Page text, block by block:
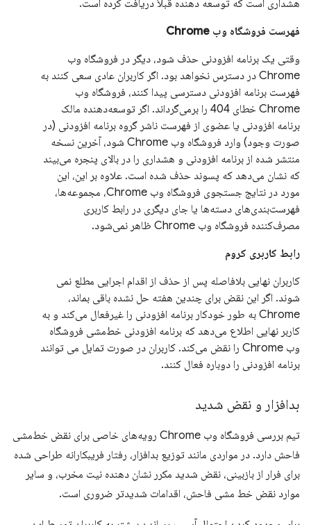
هشداری است که توسعه دهنده قبلاً دریافت کرده است.
فهرست فروشگاه وب Chrome
وقتی یک برنامه افزودنی حذف شود، دیگر در فروشگاه وب
Chrome در دسترس نخواهد بود. اگر کاربران عادی سعی کنند به
فهرست برنامه افزودنی دسترسی پیدا کنند، فروشگاه وب
Chrome خطای 404 را برمی‌گرداند. اگر توسعه‌دهنده مالک
برنامه افزودنی یا عضوی از فهرست ناشر گروه برنامه افزودنی (در
صورت وجود) وارد فروشگاه وب Chrome شود، آخرین نسخه
منتشر شده از برنامه افزودنی و هشداری را در بالای پنجره می‌بیند
که نشان می‌دهد که پسوند حذف شده است. علاوه بر این، این
مورد در نتایج جستجوی فروشگاه وب Chrome، مجموعه‌ها،
فهرست‌بندی‌های دسته‌ها یا جای دیگری در رابط کاربری
مصرف‌کننده فروشگاه وب Chrome ظاهر نمی‌شود.
رابط کاربری کروم
کاربران نهایی بلافاصله پس از حذف از اقدام اجرایی مطلع نمی
شوند. اگر این نقض برای چندین هفته حل نشده باقی بماند،
Chrome به طور خودکار برنامه افزودنی را غیرفعال می‌کند و به
کاربر نهایی اطلاع می‌دهد که برنامه افزودنی خط‌مشی فروشگاه
وب Chrome را نقض می‌کند. کاربران در صورت تمایل می توانند
برنامه افزودنی را دوباره فعال کنند.
بدافزار و نقض شدید
تیم بررسی فروشگاه وب Chrome رویه‌های خاصی برای نقض خط‌مشی
فاحش دارد. در مواردی مانند توزیع بدافزار، رفتار فریبکارانه طراحی شده
برای فرار از بازبینی، نقض شدید مکرر نشان دهنده نیت مخرب، و سایر
موارد نقض خط مشی فاحش، اقدامات شدیدتر ضروری است.